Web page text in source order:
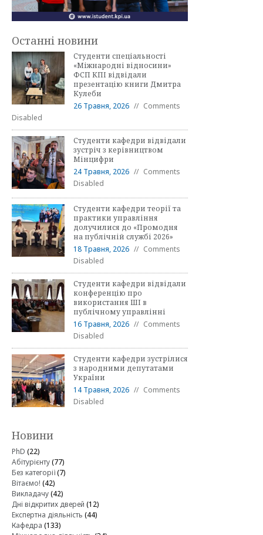
Останні новини
Студенти спеціальності
«Міжнародні відносини»
ФСП КПІ відвідали
презентацію книги Дмитра
Кулеби
26 Травня, 2026
Comments
Disabled
Студенти кафедри відвідали
зустріч з керівництвом
Мінцифри
24 Травня, 2026
Comments
Disabled
Студенти кафедри теорії та
практики управління
долучилися до «Промодня
на публічній службі 2026»
18 Травня, 2026
Comments
Disabled
Студенти кафедри відвідали
конференцію про
використання ШІ в
публічному управлінні
16 Травня, 2026
Comments
Disabled
Студенти кафедри зустрілися
з народними депутатами
України
14 Травня, 2026
Comments
Disabled
Новини
PhD (22)
Абітурієнту(77)
Без категорії(7)
Вітаємо! (42)
Викладачу(42)
Дні відкритих дверей (12)
Експертна діяльність (44)
Кафедра (133)